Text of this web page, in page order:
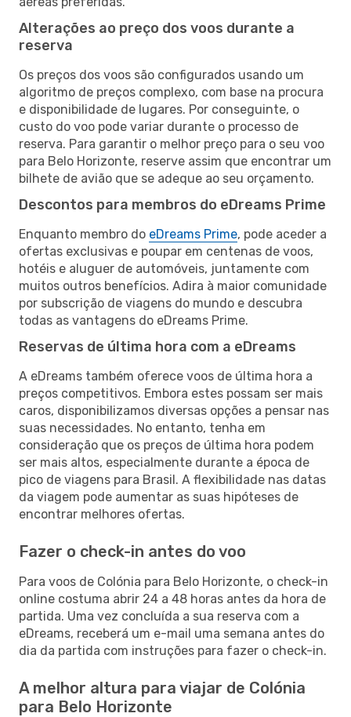
Alterações ao preço dos voos durante a
reserva
Os preços dos voos são configurados usando um
algoritmo de preços complexo, com base na procura
e disponibilidade de lugares. Por conseguinte, o
custo do voo pode variar durante o processo de
reserva. Para garantir o melhor preço para o seu voo
para Belo Horizonte, reserve assim que encontrar um
bilhete de avião que se adeque ao seu orçamento.
Descontos para membros do eDreams Prime
Enquanto membro do eDreams Prime, pode aceder a
ofertas exclusivas e poupar em centenas de voos,
hotéis e aluguer de automóveis, juntamente com
muitos outros benefícios. Adira à maior comunidade
por subscrição de viagens do mundo e descubra
todas as vantagens do eDreams Prime.
Reservas de última hora com a eDreams
A eDreams também oferece voos de última hora a
preços competitivos. Embora estes possam ser mais
caros, disponibilizamos diversas opções a pensar nas
suas necessidades. No entanto, tenha em
consideração que os preços de última hora podem
ser mais altos, especialmente durante a época de
pico de viagens para Brasil. A flexibilidade nas datas
da viagem pode aumentar as suas hipóteses de
encontrar melhores ofertas.
Fazer o check-in antes do voo
Para voos de Colónia para Belo Horizonte, o check-in
online costuma abrir 24 a 48 horas antes da hora de
partida. Uma vez concluída a sua reserva com a
eDreams, receberá um e-mail uma semana antes do
dia da partida com instruções para fazer o check-in.
A melhor altura para viajar de Colónia
para Belo Horizonte